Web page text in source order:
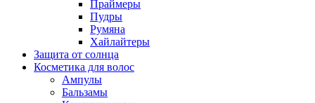
Праймеры
Пудры
Румяна
Хайлайтеры
Защита от солнца
Косметика для волос
Ампулы
Бальзамы